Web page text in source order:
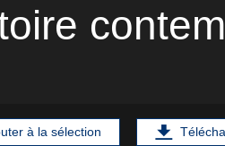
à la sélection